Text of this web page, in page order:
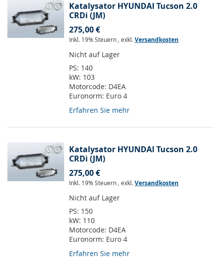
Katalysator HYUNDAI Tucson 2.0
CRDi (JM)
275,00 €
Inkl. 19% Steuern , exkl.Versandkosten
Nicht auf Lager
PS: 140
kW: 103
Motorcode: D4EA
Euronorm: Euro 4
Erfahren Sie mehr
Katalysator HYUNDAI Tucson 2.0
CRDi (JM)
275,00 €
Inkl. 19% Steuern , exkl.Versandkosten
Nicht auf Lager
PS: 150
kW: 110
Motorcode: D4EA
Euronorm: Euro 4
Erfahren Sie mehr